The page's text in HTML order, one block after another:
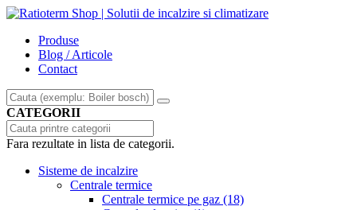
Produse
Blog / Articole
Contact
CATEGORII
Fara rezultate in lista de categorii.
Sisteme de incalzire
Centrale termice
Centrale termice pe gaz (18)